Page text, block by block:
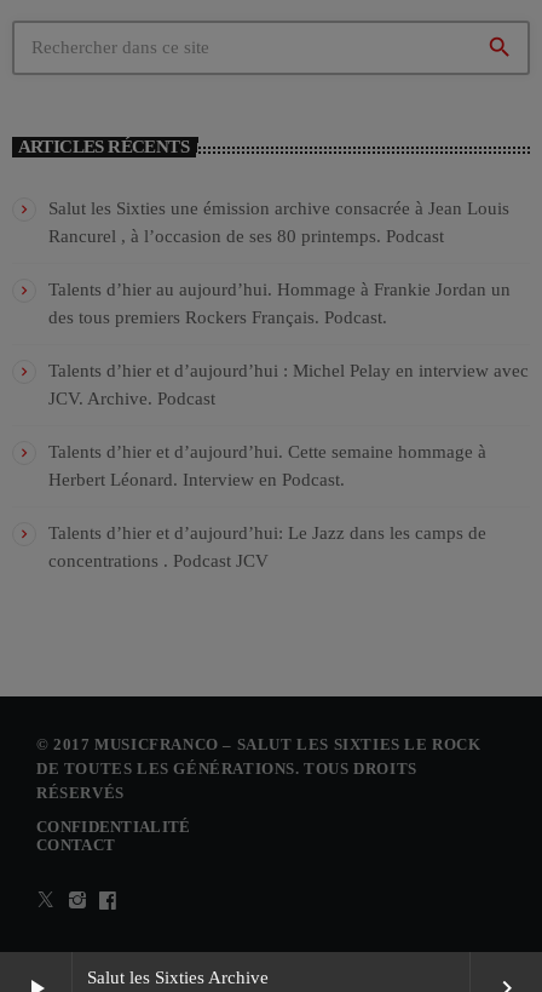
Salut les Sixties Archive
search
ARTICLES RÉCENTS
Salut les Sixties une émission archive consacrée à Jean Louis
Rancurel , à l’occasion de ses 80 printemps. Podcast
Talents d’hier au aujourd’hui. Hommage à Frankie Jordan un
des tous premiers Rockers Français. Podcast.
Talents d’hier et d’aujourd’hui : Michel Pelay en interview avec
JCV. Archive. Podcast
Talents d’hier et d’aujourd’hui. Cette semaine hommage à
Herbert Léonard. Interview en Podcast.
Talents d’hier et d’aujourd’hui: Le Jazz dans les camps de
concentrations . Podcast JCV
© 2017 MUSICFRANCO – SALUT LES SIXTIES LE ROCK
DE TOUTES LES GÉNÉRATIONS. TOUS DROITS
RÉSERVÉS
CONFIDENTIALITÉ
CONTACT